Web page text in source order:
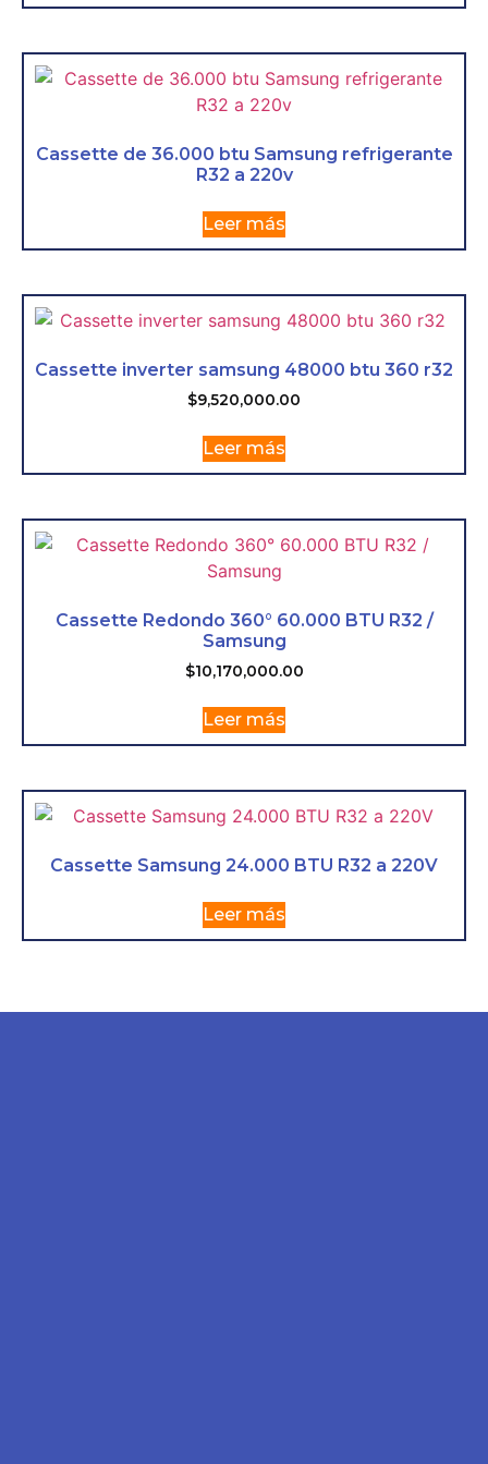
Cassette de 36.000 btu Samsung refrigerante
R32 a 220v
Leer más
Cassette inverter samsung 48000 btu 360 r32
$9,520,000.00
Leer más
Cassette Redondo 360° 60.000 BTU R32 /
Samsung
$10,170,000.00
Leer más
Cassette Samsung 24.000 BTU R32 a 220V
Leer más